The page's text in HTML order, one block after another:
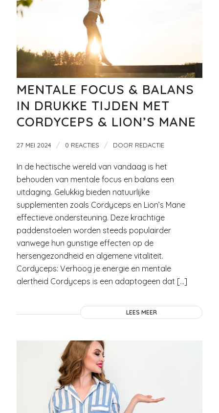
MENTALE FOCUS & BALANS
IN DRUKKE TIJDEN MET
CORDYCEPS & LION’S MANE
27 MEI 2024 / 0 REACTIES / DOOR REDACTIE
In de hectische wereld van vandaag is het
behouden van mentale focus en balans een
uitdaging. Gelukkig bieden natuurlijke
supplementen zoals Cordyceps en Lion’s Mane
effectieve ondersteuning. Deze krachtige
paddenstoelen worden steeds populairder
vanwege hun gunstige effecten op de
hersengezondheid en algemene vitaliteit.
Cordyceps: Verhoog je energie en mentale
alertheid Cordyceps is een adaptogeen dat […]
LEES MEER